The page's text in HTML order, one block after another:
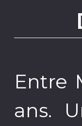
Entre
ans.